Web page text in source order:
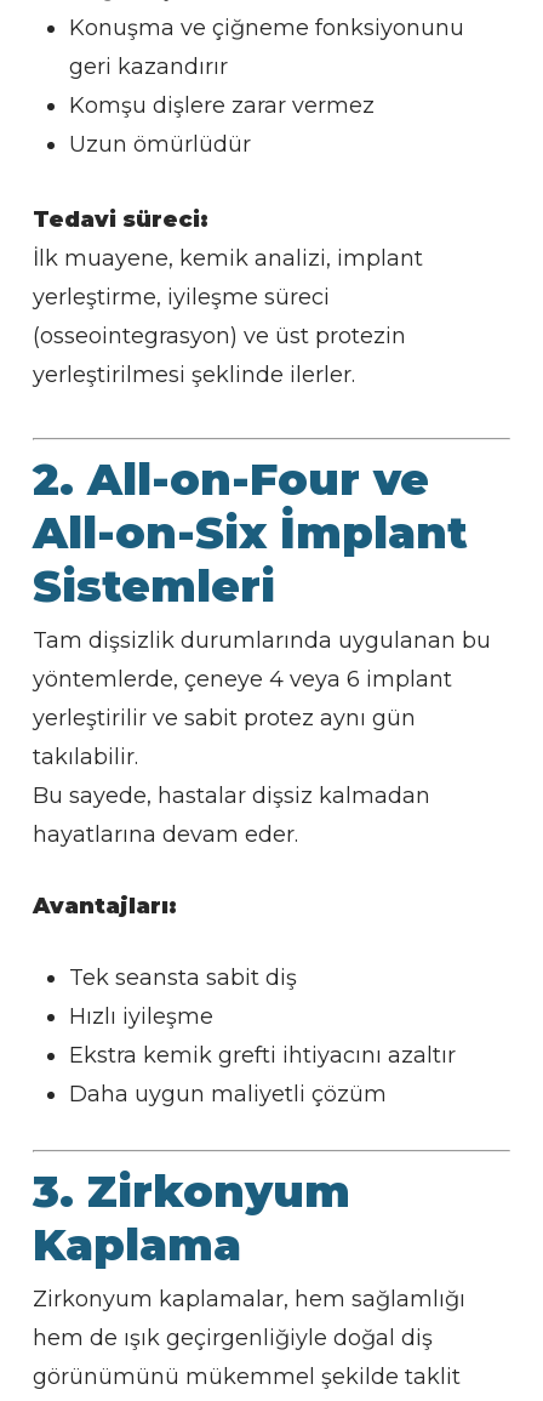
Konuşma ve çiğneme fonksiyonunu
geri kazandırır
Komşu dişlere zarar vermez
Uzun ömürlüdür
Tedavi süreci:
İlk muayene, kemik analizi, implant
yerleştirme, iyileşme süreci
(osseointegrasyon) ve üst protezin
yerleştirilmesi şeklinde ilerler.
2. All-on-Four ve
All-on-Six İmplant
Sistemleri
Tam dişsizlik durumlarında uygulanan bu
yöntemlerde, çeneye 4 veya 6 implant
yerleştirilir ve sabit protez aynı gün
takılabilir.
Bu sayede, hastalar dişsiz kalmadan
hayatlarına devam eder.
Avantajları:
Tek seansta sabit diş
Hızlı iyileşme
Ekstra kemik grefti ihtiyacını azaltır
Daha uygun maliyetli çözüm
3. Zirkonyum
Kaplama
Zirkonyum kaplamalar, hem sağlamlığı
hem de ışık geçirgenliğiyle doğal diş
görünümünü mükemmel şekilde taklit